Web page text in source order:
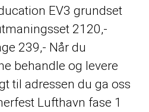
EV3 grundset
2120,-
239,- Når du
behandle og levere
til adressen du ga oss
Lufthavn fase 1